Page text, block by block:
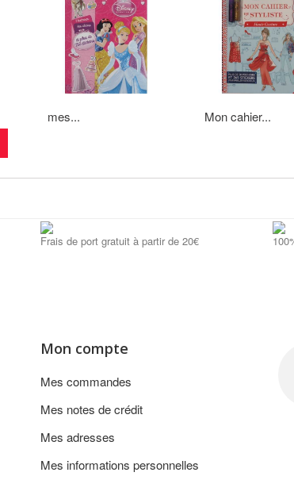
mes... Mon cahier...
Frais de port gratuit à partir de 20€
Mon compte
Mes commandes
Mes notes de crédit
Mes adresses
Mes informations personnelles